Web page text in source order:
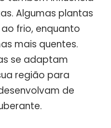
Algumas plantas
frio, enquanto
mais quentes.
se adaptam
região para
de